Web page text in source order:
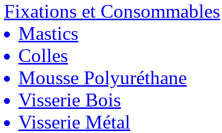
Fixations et Consommables
Mastics
Colles
Mousse Polyuréthane
Visserie Bois
Visserie Métal